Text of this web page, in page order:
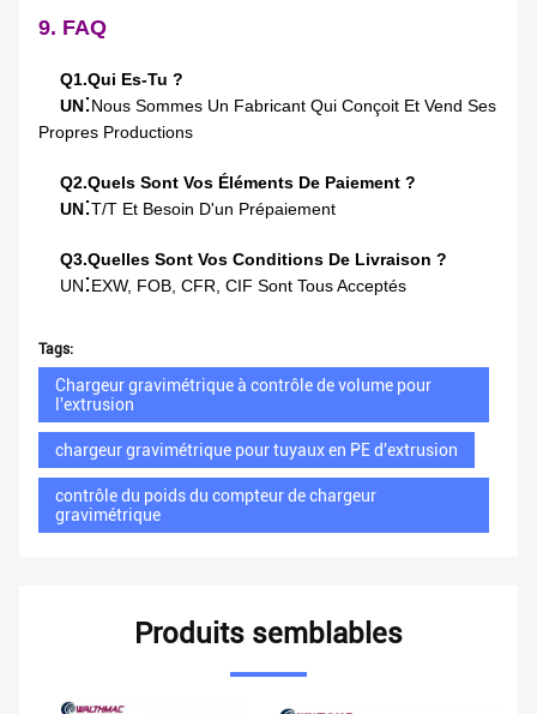
9. FAQ
Q1.Qui Es-Tu ?
UN:Nous Sommes Un Fabricant Qui Conçoit Et Vend Ses
Propres Productions
Q2.Quels Sont Vos Éléments De Paiement ?
UN:T/T Et Besoin D'un Prépaiement
Q3.Quelles Sont Vos Conditions De Livraison ?
UN:EXW, FOB, CFR, CIF Sont Tous Acceptés
Tags:
Chargeur gravimétrique à contrôle de volume pour
l'extrusion
chargeur gravimétrique pour tuyaux en PE d'extrusion
contrôle du poids du compteur de chargeur
gravimétrique
Produits semblables